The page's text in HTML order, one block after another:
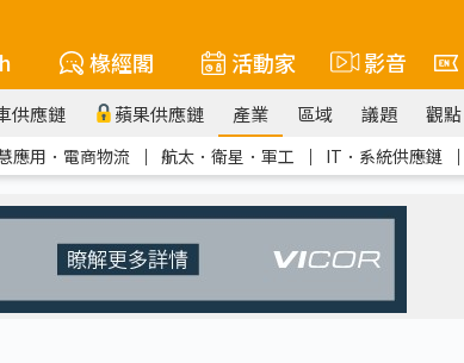
椽經閣 活動家 影音
供應鏈 蘋果供應鏈 產業 區域 議題 觀點
應用．電商物流 ｜ 航太．衛星．軍工 ｜ IT．系統供應鏈 ｜